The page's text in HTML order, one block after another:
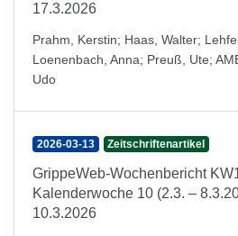
17.3.2026
Prahm, Kerstin; Haas, Walter;
Loenenbach, Anna; Preuß, Ute;
Udo
2026-03-13 Zeitschriftenartikel
GrippeWeb-Wochenbericht
Kalenderwoche 10 (2.3. –
10.3.2026